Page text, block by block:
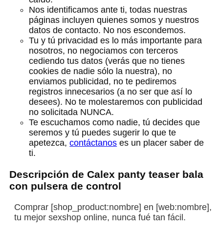
Nos identificamos ante ti, todas nuestras
páginas incluyen quienes somos y nuestros
datos de contacto. No nos escondemos.
Tu y tú privacidad es lo más importante para
nosotros, no negociamos con terceros
cediendo tus datos (verás que no tienes
cookies de nadie sólo la nuestra), no
enviamos publicidad, no te pediremos
registros innecesarios (a no ser que así lo
desees). No te molestaremos con publicidad
no solicitada NUNCA.
Te escuchamos como nadie, tú decides que
seremos y tú puedes sugerir lo que te
apetezca,contáctanos es un placer saber de
ti.
Descripción de Calex panty teaser bala
con pulsera de control
Comprar [shop_product:nombre] en [web:nombre],
tu mejor sexshop online, nunca fué tan fácil.